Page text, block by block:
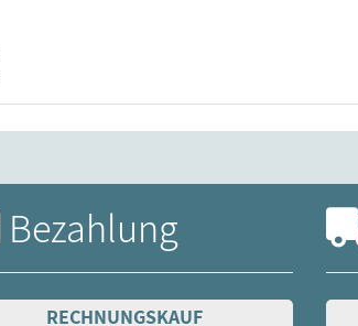
Bezahlung
RECHNUNGSKAUF